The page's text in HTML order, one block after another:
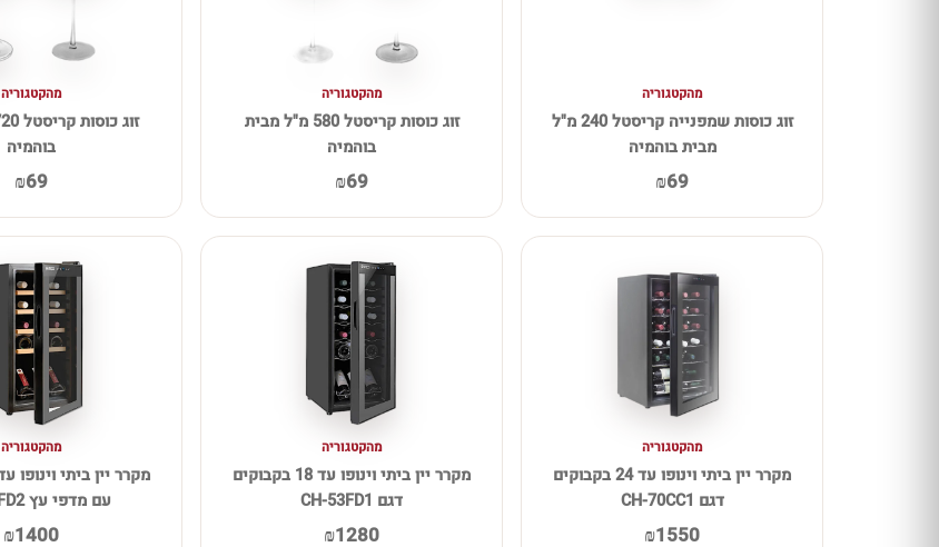
מהקטגוריה
זוג כוסות שמפנייה קריסטל 240 מ"ל
מבית בוהמיה
₪69
מהקטגוריה
זוג כוסות קריסטל 580 מ"ל מבית
בוהמיה
₪69
מהקטגוריה
בוהמיה
₪69
מהקטגוריה
מקרר יין ביתי וינופו עד 24 בקבוקים
דגם CH-70CC1
₪1550
מהקטגוריה
מקרר יין ביתי וינופו עד 18 בקבוקים
דגם CH-53FD1
₪1280
מהקטגוריה
עם מדפי עץ CH-43FD2
₪1400